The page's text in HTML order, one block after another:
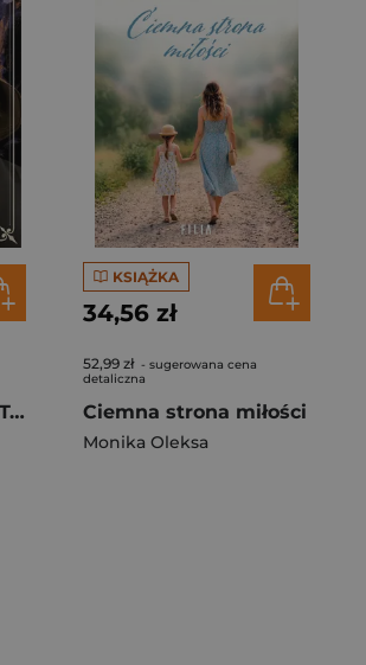
Rozdzielone siostry Tom 1 Służąca i szpieg
KSIĄŻKA
34,56 zł
52,99 zł - sugerowana cena
detaliczna
Ciemna strona miłości
Monika Oleksa